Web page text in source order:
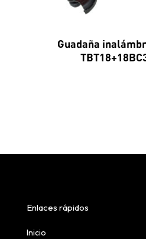
Guadaña
Enlaces rápidos
Inicio